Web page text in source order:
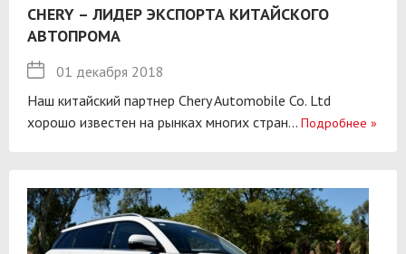
CHERY – ЛИДЕР ЭКСПОРТА КИТАЙСКОГО
АВТОПРОМА
01 декабря 2018
Наш китайский партнер Chery Automobile Co. Ltd
хорошо известен на рынках многих стран... Подробнее »